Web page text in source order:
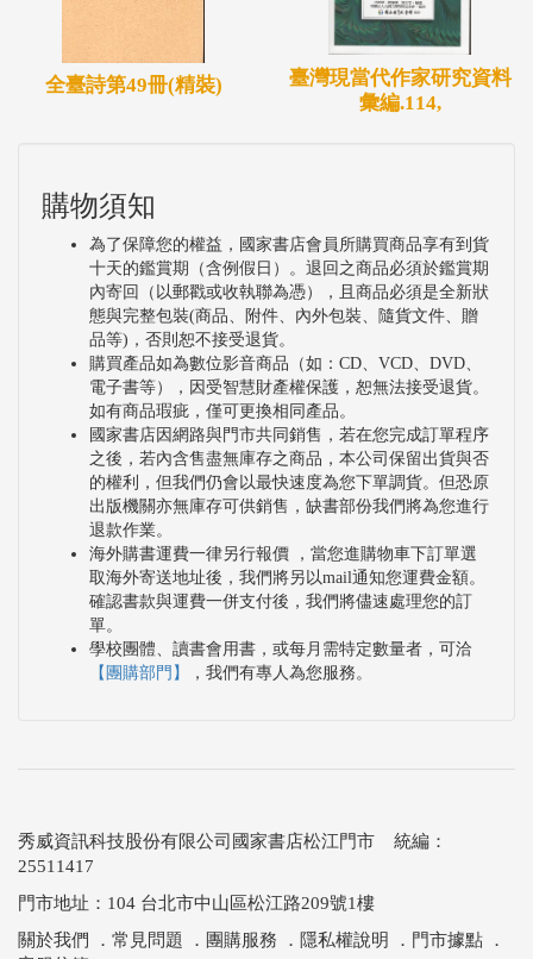
全臺詩第49冊(精裝)
臺灣現當代作家研究資料
彙編.114,
購物須知
為了保障您的權益，國家書店會員所購買商品享有到貨
十天的鑑賞期（含例假日）。退回之商品必須於鑑賞期
內寄回（以郵戳或收執聯為憑），且商品必須是全新狀
態與完整包裝(商品、附件、內外包裝、隨貨文件、贈
品等)，否則恕不接受退貨。
購買產品如為數位影音商品（如：CD、VCD、DVD、
電子書等），因受智慧財產權保護，恕無法接受退貨。
如有商品瑕疵，僅可更換相同產品。
國家書店因網路與門市共同銷售，若在您完成訂單程序
之後，若內含售盡無庫存之商品，本公司保留出貨與否
的權利，但我們仍會以最快速度為您下單調貨。但恐原
出版機關亦無庫存可供銷售，缺書部份我們將為您進行
退款作業。
海外購書運費一律另行報價 ，當您進購物車下訂單選
取海外寄送地址後，我們將另以mail通知您運費金額。
確認書款與運費一併支付後，我們將儘速處理您的訂
單。
學校團體、讀書會用書，或每月需特定數量者，可洽
【團購部門】
，我們有專人為您服務。
秀威資訊科技股份有限公司國家書店松江門市 統編：
25511417
門市地址：104 台北市中山區松江路209號1樓
關於我們
． 常見問題 ． 團購服務 ． 隱私權說明 ． 門市據點 ．